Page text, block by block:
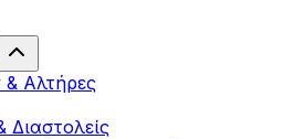
Αλτήρες
Διαστολείς